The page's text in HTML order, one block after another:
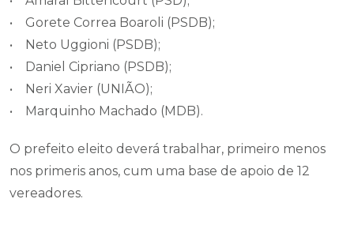
• Gorete Correa Boaroli (PSDB);
• Neto Uggioni (PSDB);
• Daniel Cipriano (PSDB);
• Neri Xavier (UNIÃO);
• Marquinho Machado (MDB).
O prefeito eleito deverá trabalhar, primeiro menos
nos primeris anos, cum uma base de apoio de 12
vereadores.